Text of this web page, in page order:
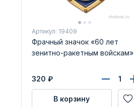
Артикул: 19409
Фрачный значок «60 лет
зенитно-ракетным войскам»
320 ₽
В корзину